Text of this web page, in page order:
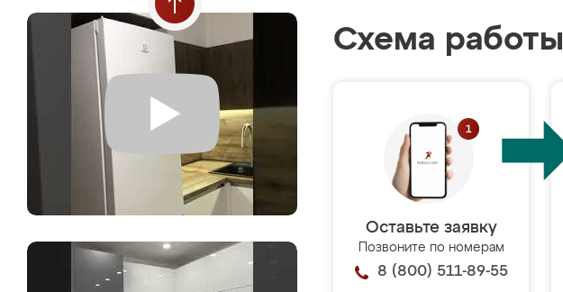
Схема работы
Оставьте заявку
Позвоните по номерам
8 (800) 511-89-55